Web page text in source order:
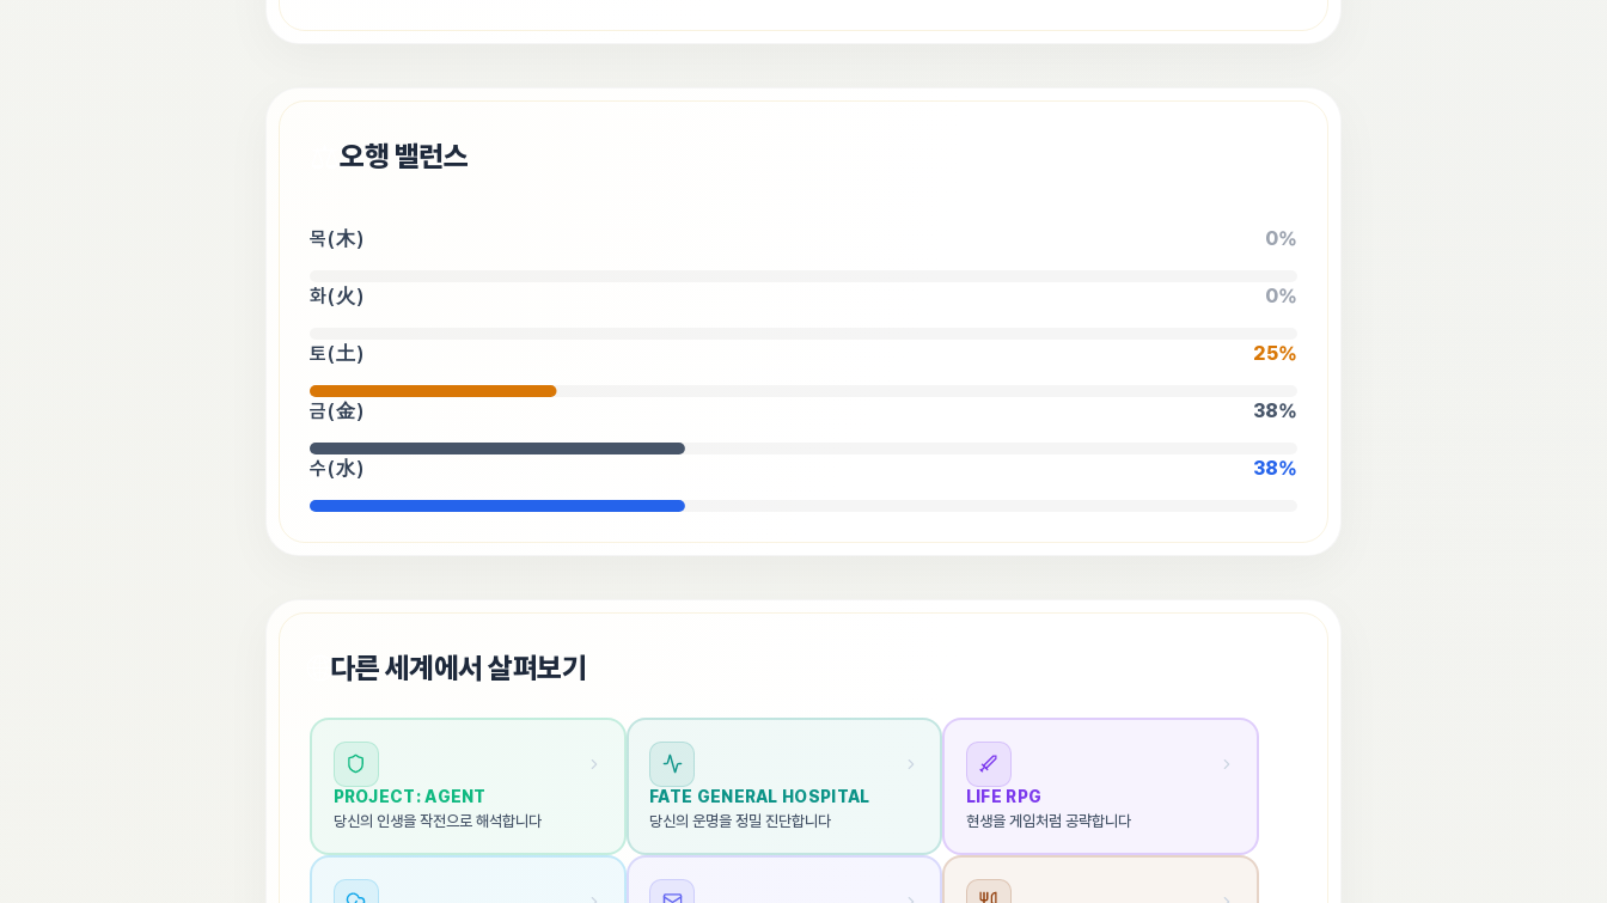
오행 밸런스
목(木) 0%
화(火) 0%
토(土) 25%
금(金) 38%
수(水) 38%
다른 세계에서 살펴보기
PROJECT: AGENT
당신의 인생을 작전으로 해석합니다
FATE GENERAL HOSPITAL
당신의 운명을 정밀 진단합니다
LIFE RPG
현생을 게임처럼 공략합니다